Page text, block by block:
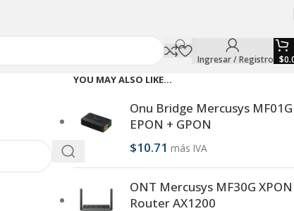
Ingresar / Registro $
YOU MAY ALSO LIKE…
Onu Bridge Mercusys MF01G
EPON + GPON
$10.71 más IVA
ONT Mercusys MF30G XPON
Router AX1200